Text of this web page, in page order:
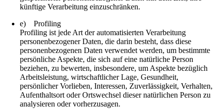
künftige Verarbeitung einzuschränken.
e) Profiling
Profiling ist jede Art der automatisierten Verarbeitung
personenbezogener Daten, die darin besteht, dass diese
personenbezogenen Daten verwendet werden, um bestimmte
persönliche Aspekte, die sich auf eine natürliche Person
beziehen, zu bewerten, insbesondere, um Aspekte bezüglich
Arbeitsleistung, wirtschaftlicher Lage, Gesundheit,
persönlicher Vorlieben, Interessen, Zuverlässigkeit, Verhalten,
Aufenthaltsort oder Ortswechsel dieser natürlichen Person zu
analysieren oder vorherzusagen.